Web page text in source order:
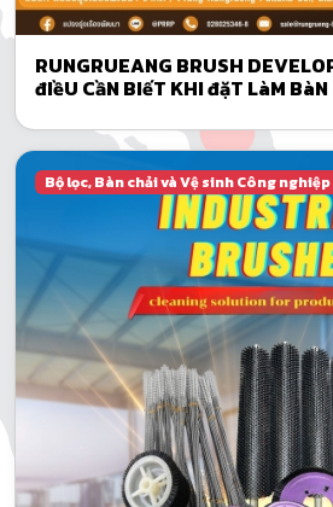
RUNGRUEANG BRUSH
đIềU CầN BIếT KHI đặT LàM BàN
Bộ lọc, Bàn chải và Vệ sinh Công nghiệp